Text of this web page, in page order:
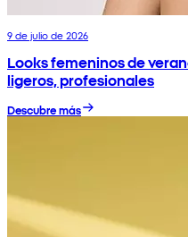
9 de julio de 2026
Looks femeninos de
ligeros, profesionales
Descubre más